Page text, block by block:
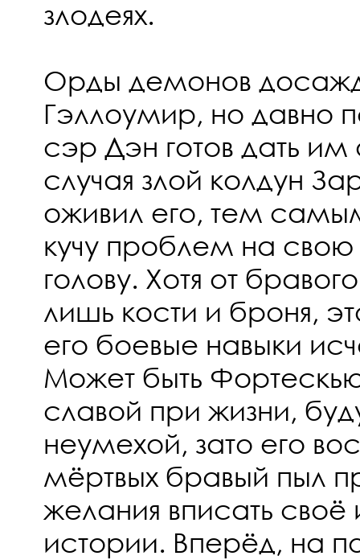
злодеях.
Орды демонов
Гэллоумир, но давно
сэр Дэн готов дать им
случая злой колдун
оживил его, тем
кучу проблем на
голову. Хотя от
лишь кости и броня,
его боевые навыки
Может быть
славой при жизни,
неумехой, зато его
мёртвых бравый пыл
желания вписать своё
истории. Вперёд, на